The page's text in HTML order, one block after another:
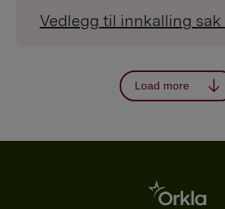
Vedlegg til innkalling sak
Load more